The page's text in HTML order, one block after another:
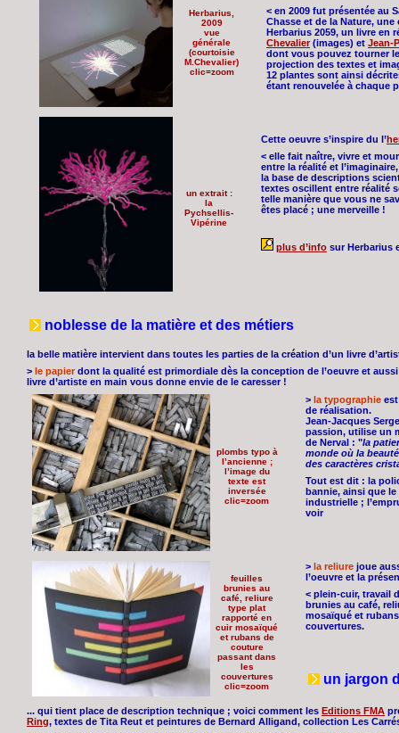
Herbarius,
2009
vue
générale
(courtoisie
M.Chevalier)
clic=zoom
< en 2009 fut présentée au
Chasse et de la Nature,
Herbarius 2059, un livre en
Chevalier (images) et Jean-
dont vous pouvez tourner
projection des textes et
12 plantes sont ainsi
étant renouvelée à chaque
un extrait :
la
Pychsellis-
Vipérine
Cette oeuvre s’inspire du l’
< elle fait naître, vivre et
entre la réalité et
la base de descriptions
textes oscillent entre réalité
telle manière que vous ne
êtes placé ; une merveille !
plus d’info sur Herbarius
noblesse de la matière et des métiers
la belle matière intervient dans toutes les parties de la création d’un livre
> le papier dont la qualité est primordiale dès la conception de l’oeuvre et
livre d’artiste en main vous donne envie de le caresser !
plombs typo à
l’ancienne ;
l’image du
texte est
inversée
clic=zoom
> la typographie
de réalisation.
Jean-Jacques
passion, utilise un
de Nerval : "la
monde où la
des caractères
Tout est dit : la
bannie, ainsi que
industrielle ;
voir
feuilles
brunies au
café, reliure
type plat
rapporté en
cuir mosaïqué
et rubans de
couture
passant dans
les
couvertures
clic=zoom
> la reliure joue
l’oeuvre et la
< plein-cuir, travail
brunies au café,
mosaïqué et
couvertures.
un jargon
... qui tient place de description technique ; voici comment les Editions FMA
Ring, textes de Tita Reut et peintures de Bernard Alligand, collection Les